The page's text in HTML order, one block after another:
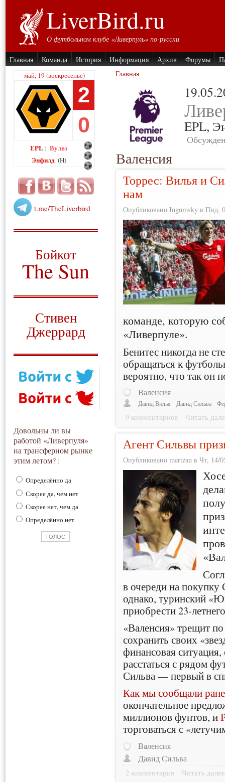
LiverBird.ru
О футбольном клубе «Ливерпуль» по-русски
Главная Команда История Информация Архив Форумы
май, 19 (воскресенье)
2
0
EPL : Вулвз
Энфилд (H)
t.me/TheLiverbird
Бойкот
The Sun
Стивен
Джеррард
Довольны ли вы
работой «Ливерпуля»
на трансферном рынке
этим летом? :
Определённо да
Скорее да, чем нет
Скорее нет, чем да
Определённо нет
Главная
EPL,
Валенсия
Торрес: Вилья и
нам
Опубликовано Ingumsky в Пнд,
команде, которую
«Ливерпуле».
Бенитес никогда не
обращаться к
вероятно, что так он
Валенсия
Давид Вилья Давид Сильва
9 комментариев Читать
Агент Сильвы
Опубликовано mertzan в Чт, 14/
в очереди на покупку
однако, туринский
приобрести 23-
«Валенсия» трещит
сохранить своих
финансовая ситуация,
расстаться с рядом
Сильва — первый в
Как мы сообщали
окончательное
миллионов фунтов, и
торговаться с
Валенсия
Давид Сильва
2 комментария Читать далее